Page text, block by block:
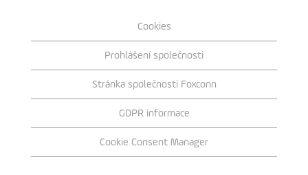
Cookies
Prohlášení společnosti
Stránka společnosti Foxconn
GDPR informace
Cookie Consent Manager